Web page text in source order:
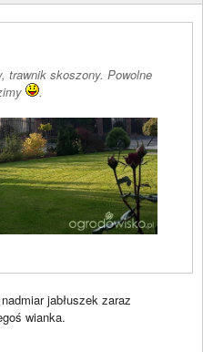
trawnik skoszony. Powolne
.
jabłuszek zaraz
wianka.